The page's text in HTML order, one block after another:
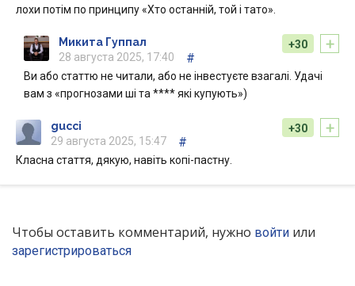
лохи потім по принципу «Хто останній, той і тато».
+
+30
Микита Гуппал
28 августа 2025, 17:40
#
Ви або статтю не читали, або не інвестуєте взагалі. Удачі
вам з «прогнозами ші та **** які купують»)
+
+30
gucci
29 августа 2025, 15:47
#
Класна стаття, дякую, навіть копі-пастну.
Чтобы оставить комментарий, нужно войти или
зарегистрироваться